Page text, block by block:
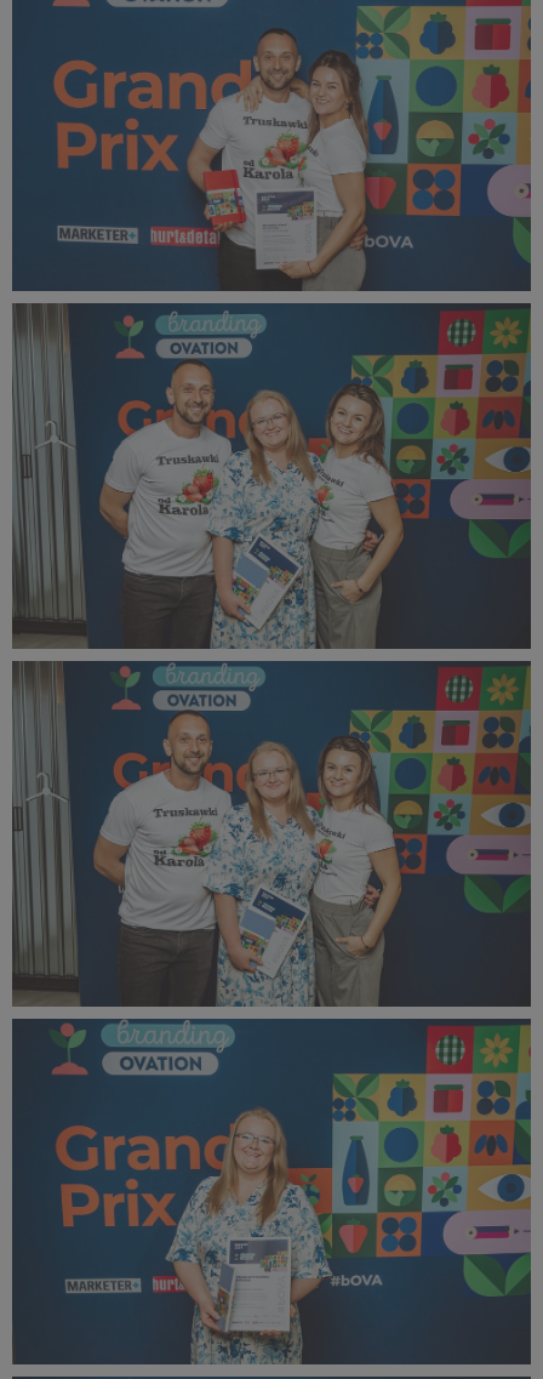
387 KB
bOVA 2024 (30).jpg
367 KB
bOVA 2024 (31).jpg
bOVA 2024 (32).jpg